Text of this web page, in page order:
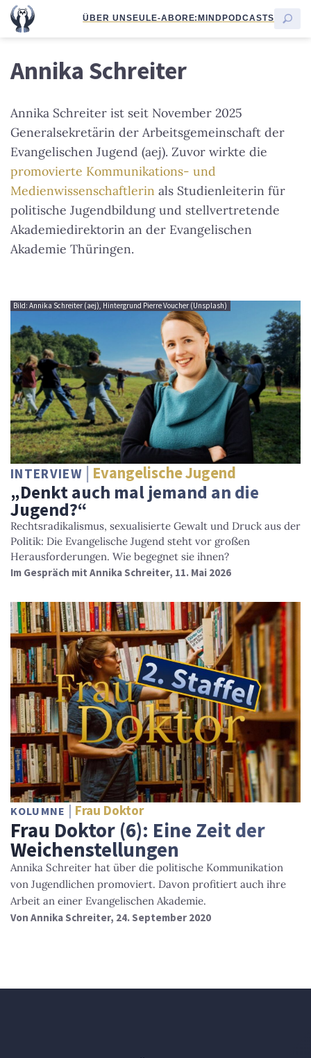
ÜBER UNSEULE-ABORE:MINDPODCASTS
Annika Schreiter
Annika Schreiter ist seit November 2025
Generalsekretärin der Arbeitsgemeinschaft der
Evangelischen Jugend (aej). Zuvor wirkte die
promovierte Kommunikations- und
Medienwissenschaftlerin als Studienleiterin für
politische Jugendbildung und stellvertretende
Akademiedirektorin an der Evangelischen
Akademie Thüringen.
Bild: Annika Schreiter (aej), Hintergrund Pierre Voucher (Unsplash)
INTERVIEW Evangelische Jugend
„Denkt auch mal jemand an die
Jugend?“
Rechtsradikalismus, sexualisierte Gewalt und Druck aus der
Politik: Die Evangelische Jugend steht vor großen
Herausforderungen. Wie begegnet sie ihnen?
Im Gespräch mit Annika Schreiter, 11. Mai 2026
KOLUMNE Frau Doktor
Frau Doktor (6): Eine Zeit der
Weichenstellungen
Annika Schreiter hat über die politische Kommunikation
von Jugendlichen promoviert. Davon profitiert auch ihre
Arbeit an einer Evangelischen Akademie.
Von Annika Schreiter, 24. September 2020